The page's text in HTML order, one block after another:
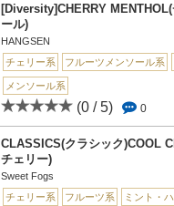
[Diversity]CHERRY
ール)
HANGSEN
チェリー系
フルーツメンソール系
メンソール系
(0 / 5) 0
CLASSICS(クラシック)COOL
チェリー)
Sweet Fogs
チェリー系
フルーツ系 ミント・